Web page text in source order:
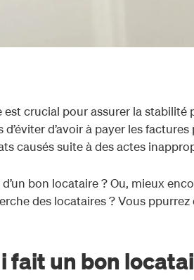
crucial pour assurer la
d’avoir à payer les
causés suite à des actes
bon locataire ? Ou, mieux
des locataires ? Vous
fait un bon